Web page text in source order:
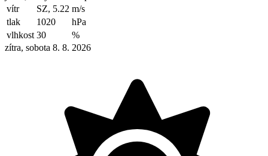
vítr
SZ, 5.22 m/s
tlak
1020
hPa
vlhkost 30
%
zítra, sobota 8. 8. 2026